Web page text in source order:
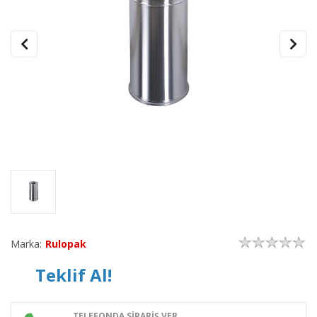
Marka: Rulopak
Teklif Al!